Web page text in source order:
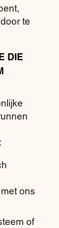
te
DIE
ons
of